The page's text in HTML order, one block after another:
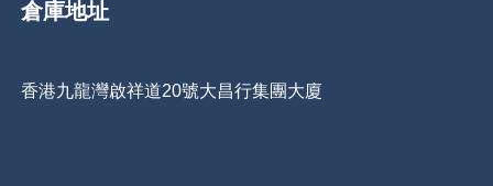
倉庫地址
香港九龍灣啟祥道20號大昌行集團大廈